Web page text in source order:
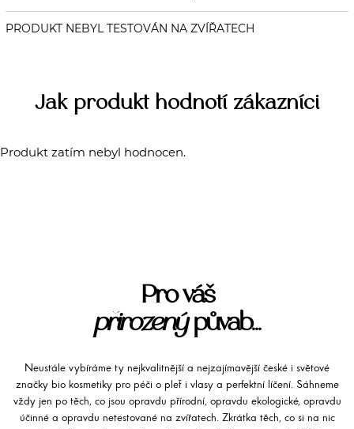
Jak produkt hodnotí zákazníci
Produkt zatím nebyl hodnocen.
Pro váš
přirozenýpůvab...
Neustále vybíráme ty nejkvalitnější a nejzajímavější české i světové
značky bio kosmetiky pro péči o pleť i vlasy a perfektní líčení. Sáhneme
vždy jen po těch, co jsou opravdu přírodní, opravdu ekologické, opravdu
účinné a opravdu netestované na zvířatech. Zkrátka těch, co si na nic